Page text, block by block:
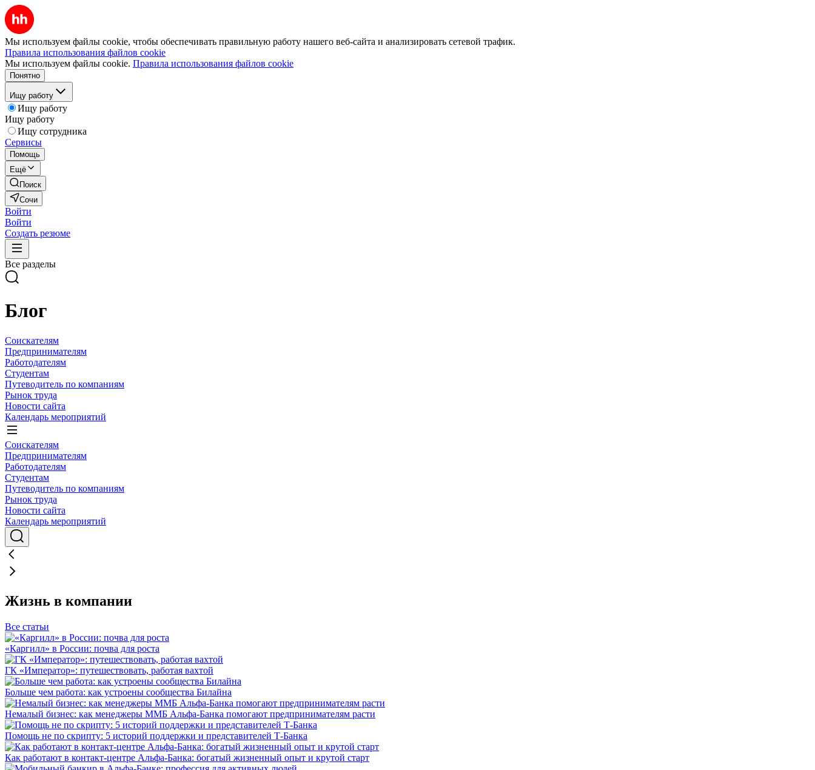
Мы используем файлы cookie, чтобы обеспечивать правильную работу нашего веб-сайта и анализировать сетевой трафик.
Правила использования файлов cookie
Мы используем файлы cookie. Правила использования файлов cookie
Понятно
Ищу работу
Ищу работу
Ищу работу
Ищу сотрудника
Сервисы
Помощь
Ещё
Поиск
Сочи
Войти
Войти
Создать резюме
Все разделы
Блог
Соискателям
Предпринимателям
Работодателям
Студентам
Путеводитель по компаниям
Рынок труда
Новости сайта
Календарь мероприятий
Соискателям
Предпринимателям
Работодателям
Студентам
Путеводитель по компаниям
Рынок труда
Новости сайта
Календарь мероприятий
Жизнь в компании
Все статьи
«Каргилл» в России: почва для роста
ГК «Император»: путешествовать, работая вахтой
Больше чем работа: как устроены сообщества Билайна
Немалый бизнес: как менеджеры ММБ Альфа-Банка помогают предпринимателям расти
Помощь не по скрипту: 5 историй поддержки и представителей Т-Банка
Как работают в контакт-центре Альфа-Банка: богатый жизненный опыт и крутой старт